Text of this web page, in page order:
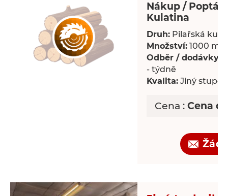
Nákup /
Kulatina
Druh: Pilařská
Množství: 1000 m³
Odběr / dodávky:
- týdně
Kvalita: Jiný
Cena : Cena